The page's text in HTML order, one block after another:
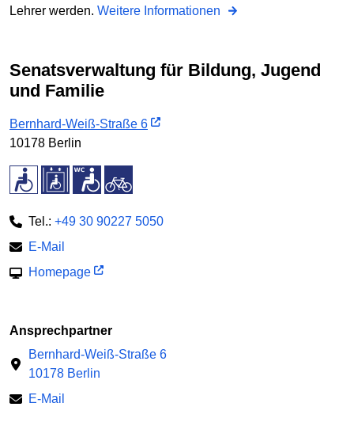
Lehrer werden. Weitere Informationen
Senatsverwaltung für Bildung, Jugend
und Familie
Bernhard-Weiß-Straße 6
10178 Berlin
Tel.: +49 30 90227 5050
E-Mail
Homepage
Ansprechpartner
Bernhard-Weiß-Straße 6
10178 Berlin
E-Mail